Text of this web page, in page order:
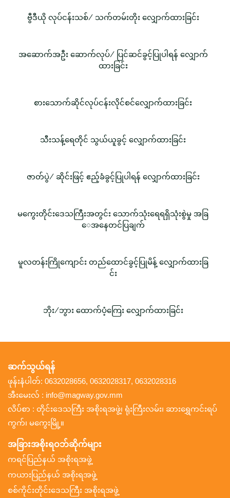
ဗွီဒီယို လုပ်ငန်းသစ်/ သက်တမ်းတိုး လျှောက်ထားခြင်း
အဆောက်အဦး ဆောက်လုပ်/ ပြင်ဆင်ခွင့်ပြုပါရန် လျှောက်
ထားခြင်း
စားသောက်ဆိုင်လုပ်ငန်းလိုင်စင်လျှောက်ထားခြင်း
သီးသန့်ရေတိုင် သွယ်ယူခွင့် လျှောက်ထားခြင်း
ဇာတ်ပွဲ/ ဆိုင်းဖြင့် ဧည့်ခံခွင့်ပြုပါရန် လျှောက်ထားခြင်း
မကွေးတိုင်းဒေသကြီးအတွင်း သောက်သုံးရေရရှိသုံးစွဲမှု အခြ
ေအနေတင်ပြချက်
မူလတန်းကြိုကျောင်း တည်ထောင်ခွင့်ပြုမိန့် လျှောက်ထားခြ
င်း
ဘိုး/ဘွား ထောက်ပံ့ကြေး လျှောက်ထားခြင်း
ဆက်သွယ်ရန်
ဖုန်းနံပါတ်: 0632028656, 0632028317, 0632028316
အီးမေးလ် : info@magway.gov.mm
လိပ်စာ : တိုင်းဒေသကြီး အစိုးရအဖွဲ့၊ ရုံးကြီးလမ်း၊ ဆားရွှေကင်းရပ်
ကွက်၊ မကွေးမြို့။
အခြားအစိုးရဝဘ်ဆိုက်များ
ကရင်ပြည်နယ် အစိုးရအဖွဲ့
ကယားပြည်နယ် အစိုးရအဖွဲ့
စစ်ကိုင်းတိုင်းဒေသကြီး အစိုးရအဖွဲ့